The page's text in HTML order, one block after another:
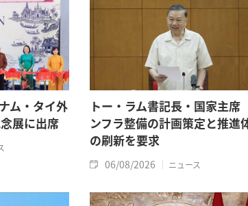
ム・タイ外
展に出席
トー・ラム書記長・国家主
ンフラ整備の計画策定と推進
の刷新を要求
06/08/2026 ニュース